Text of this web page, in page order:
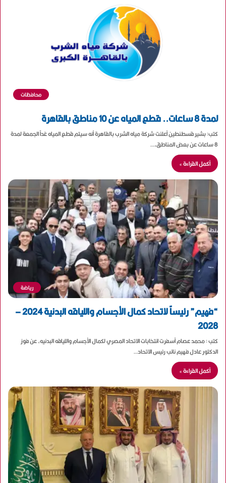
محافظات
لمدة 8 ساعات.. قطع المياه عن 10 مناطق بالقاهرة
كتب: بشير قسطنطين أعلنت شركة مياه الشرب بالقاهرة أنه سيتم قطع المياه غداً الجمعة لمدة
8 ساعات عن بعض المناطق،…
أكمل القراءة »
رياضة
“فهيم” رئيساً لاتحاد كمال الأجسام واللياقه البدنية 2024 –
2028
كتب : محمد عصام أسفرت انتخابات الاتحاد المصري لكمال الأجسام واللياقه البدنيه، عن فوز
الدكتور عادل فهيم نائب رئيس الاتحاد…
أكمل القراءة »